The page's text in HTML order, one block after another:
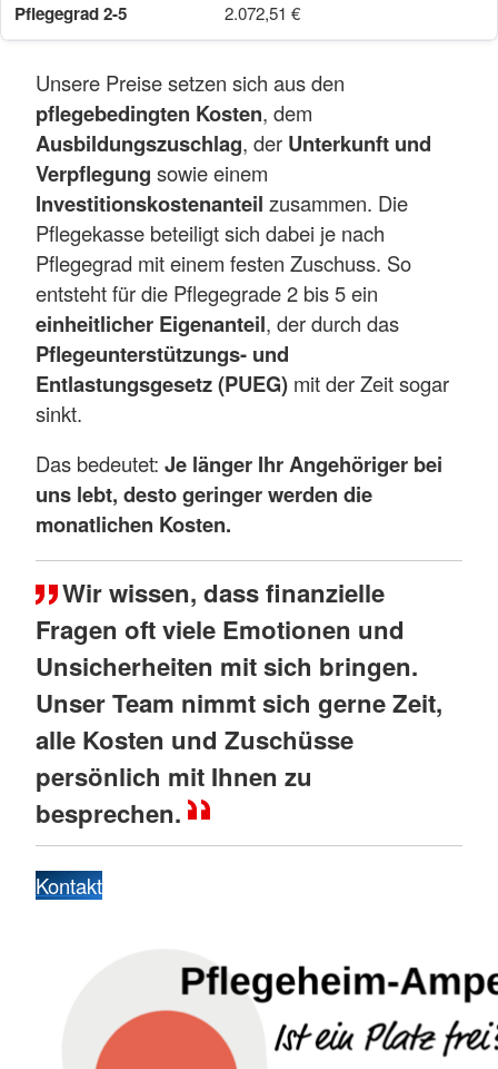
2.072,51 €
Unsere Preise setzen sich aus den
pflegebedingten Kosten, dem
Ausbildungszuschlag, der Unterkunft und
Verpflegung sowie einem
Investitionskostenanteil zusammen. Die
Pflegekasse beteiligt sich dabei je nach
Pflegegrad mit einem festen Zuschuss. So
entsteht für die Pflegegrade 2 bis 5 ein
einheitlicher Eigenanteil, der durch das
Pflegeunterstützungs- und
Entlastungsgesetz (PUEG) mit der Zeit sogar
sinkt.
Das bedeutet: Je länger Ihr Angehöriger bei
uns lebt, desto geringer werden die
monatlichen Kosten.
Wir wissen, dass finanzielle
Fragen oft viele Emotionen und
Unsicherheiten mit sich bringen.
Unser Team nimmt sich gerne Zeit,
alle Kosten und Zuschüsse
persönlich mit Ihnen zu
besprechen.
Kontakt